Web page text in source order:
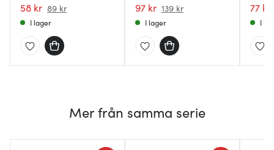
58 kr 89 kr
I lager
97 kr 139 kr
I lager
77 kr
I
Mer från samma serie